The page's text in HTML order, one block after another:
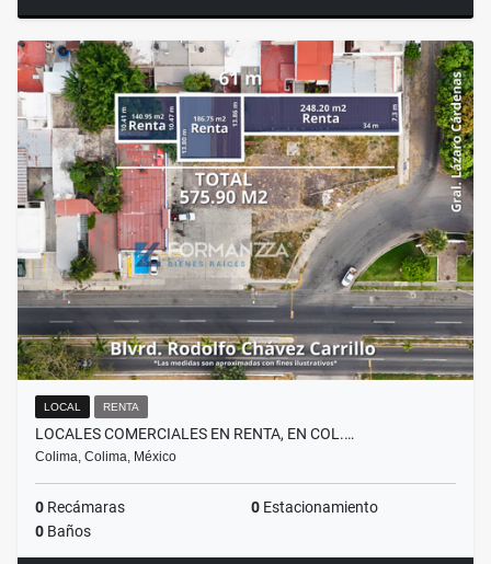
LOCAL RENTA
LOCALES COMERCIALES EN RENTA, EN COL.…
Colima, Colima, México
0 Recámaras 0 Estacionamiento
0 Baños